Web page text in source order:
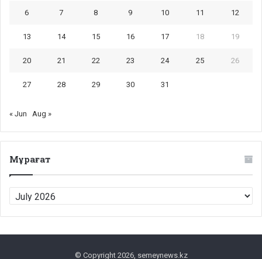
6 7 8 9 10 11 12
13 14 15 16 17 18 19
20 21 22 23 24 25 26
27 28 29 30 31
« Jun Aug »
Мұрағат
Мұрағат
© Copyright 2026, semeynews.kz